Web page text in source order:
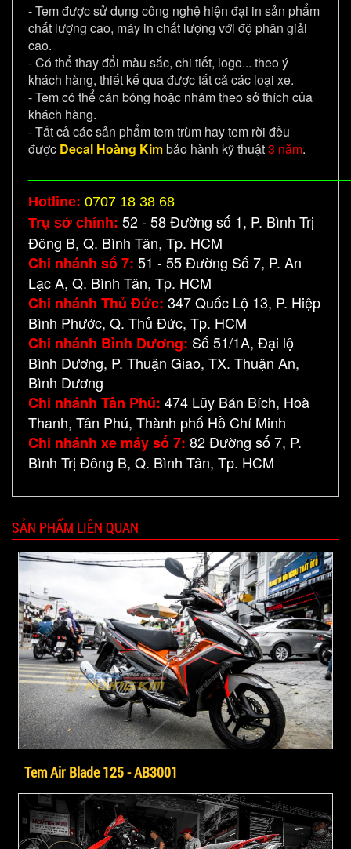
- Tem được sử dụng công nghệ hiện đại in sản phẩm
chất lượng cao, máy in chất lượng với độ phân giải
cao.
- Có thể thay đổi màu sắc, chi tiết, logo... theo ý
khách hàng, thiết kế qua được tất cả các loại xe.
- Tem có thể cán bóng hoặc nhám theo sở thích của
khách hàng.
- Tất cả các sản phẩm tem trùm hay tem rời đều
được Decal Hoàng Kimbảo hành kỹ thuật3 năm.
Hotline: 0707 18 38 68
Trụ sở chính: 52 - 58 Đường số 1, P. Bình Trị
Đông B, Q. Bình Tân, Tp. HCM
Chi nhánh số 7: 51 - 55 Đường Số 7, P. An
Lạc A, Q. Bình Tân, Tp. HCM
Chi nhánh Thủ Đức: 347 Quốc Lộ 13, P. Hiệp
Bình Phước, Q. Thủ Đức, Tp. HCM
Chi nhánh Bình Dương: Số 51/1A, Đại lộ
Bình Dương, P. Thuận Giao, TX. Thuận An,
Bình Dương
Chi nhánh Tân Phú: 474 Lũy Bán Bích, Hoà
Thanh, Tân Phú, Thành phố Hồ Chí Minh
Chi nhánh xe máy số 7: 82 Đường số 7, P.
Bình Trị Đông B, Q. Bình Tân, Tp. HCM
SẢN PHẨM LIÊN QUAN
Tem Air Blade 125 - AB3001